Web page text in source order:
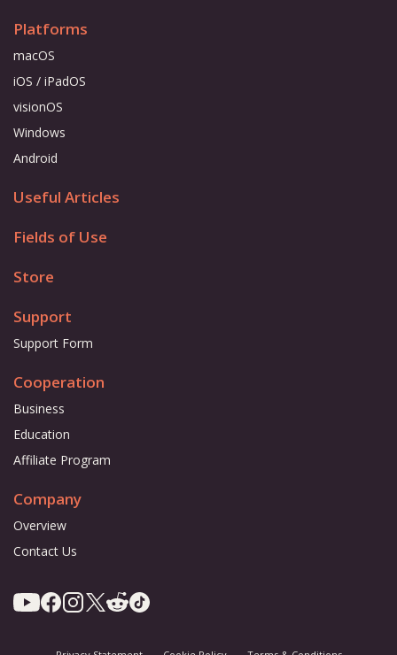
Platforms
macOS
iOS / iPadOS
visionOS
Windows
Android
Useful Articles
Fields of Use
Store
Support
Support Form
Cooperation
Business
Education
Affiliate Program
Company
Overview
Contact Us